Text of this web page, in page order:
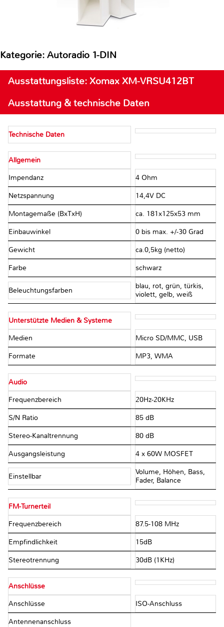
Kategorie: Autoradio 1-DIN
Ausstattungsliste: Xomax XM-VRSU412BT
Ausstattung & technische Daten
Technische Daten
Allgemein
Impendanz 4 Ohm
Netzspannung 14,4V DC
Montagemaße (BxTxH) ca. 181x125x53 mm
Einbauwinkel 0 bis max. +/-30 Grad
Gewicht ca.0,5kg (netto)
Farbe schwarz
Beleuchtungsfarben
blau, rot, grün, türkis,
violett, gelb, weiß
Unterstützte Medien & Systeme
Medien Micro SD/MMC, USB
Formate MP3, WMA
Audio
Frequenzbereich 20Hz-20KHz
S/N Ratio 85 dB
Stereo-Kanaltrennung 80 dB
Ausgangsleistung 4 x 60W MOSFET
Einstellbar
Volume, Höhen, Bass,
Fader, Balance
FM-Turnerteil
Frequenzbereich 87.5-108 MHz
Empfindlichkeit 15dB
Stereotrennung 30dB (1KHz)
Anschlüsse
Anschlüsse ISO-Anschluss
Antennenanschluss